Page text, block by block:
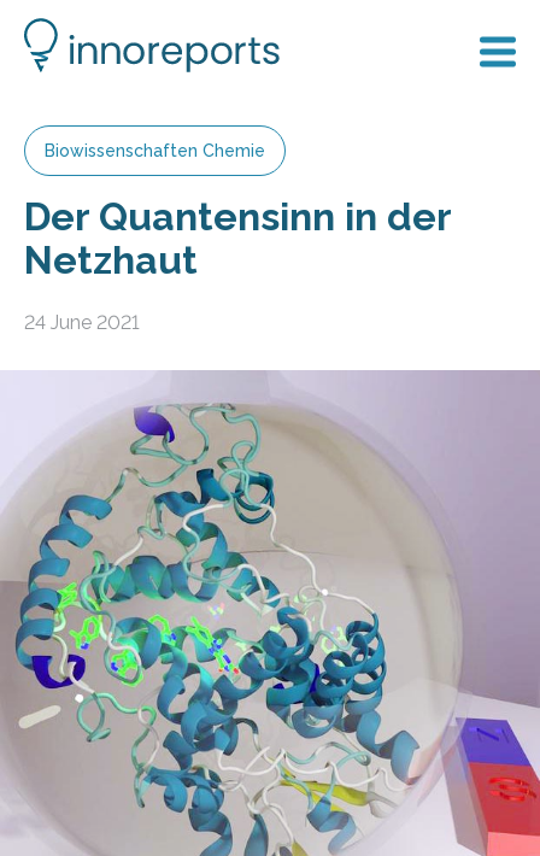
Biowissenschaften Chemie
Der Quantensinn in der
Netzhaut
24 June 2021